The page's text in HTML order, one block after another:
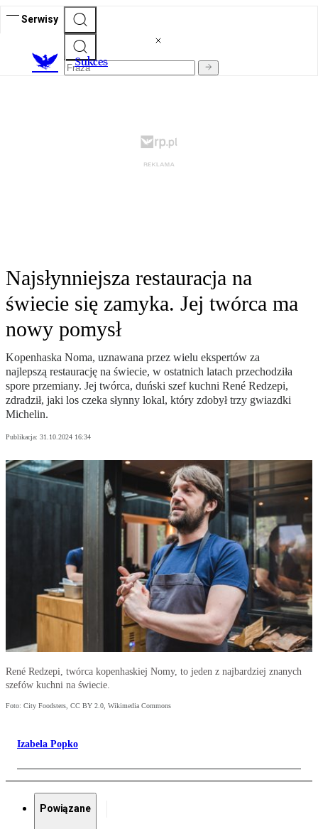
Serwisy
Sukces
Najsłynniejsza restauracja na
świecie się zamyka. Jej twórca ma
nowy pomysł
Kopenhaska Noma, uznawana przez wielu ekspertów za
najlepszą restaurację na świecie, w ostatnich latach przechodziła
spore przemiany. Jej twórca, duński szef kuchni René Redzepi,
zdradził, jaki los czeka słynny lokal, który zdobył trzy gwiazdki
Michelin.
Publikacja: 31.10.2024 16:34
René Redzepi, twórca kopenhaskiej Nomy, to jeden z najbardziej znanych
szefów kuchni na świecie.
Foto: City Foodsters, CC BY 2.0, Wikimedia Commons
Izabela Popko
Powiązane